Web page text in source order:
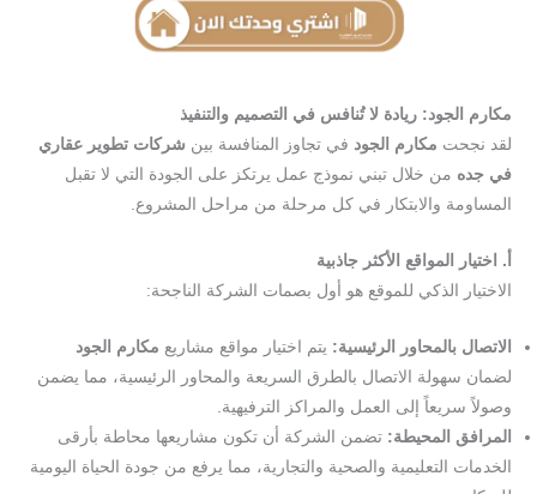
مكارم الجود: ريادة لا تُنافس في التصميم والتنفيذ
لقد نجحت مكارم الجود في تجاوز المنافسة بين شركات تطوير عقاري
في جده من خلال تبني نموذج عمل يرتكز على الجودة التي لا تقبل
المساومة والابتكار في كل مرحلة من مراحل المشروع.
أ. اختيار المواقع الأكثر جاذبية
الاختيار الذكي للموقع هو أول بصمات الشركة الناجحة:
الاتصال بالمحاور الرئيسية: يتم اختيار مواقع مشاريع مكارم الجود
لضمان سهولة الاتصال بالطرق السريعة والمحاور الرئيسية، مما يضمن
وصولاً سريعاً إلى العمل والمراكز الترفيهية.
المرافق المحيطة: تضمن الشركة أن تكون مشاريعها محاطة بأرقى
الخدمات التعليمية والصحية والتجارية، مما يرفع من جودة الحياة اليومية